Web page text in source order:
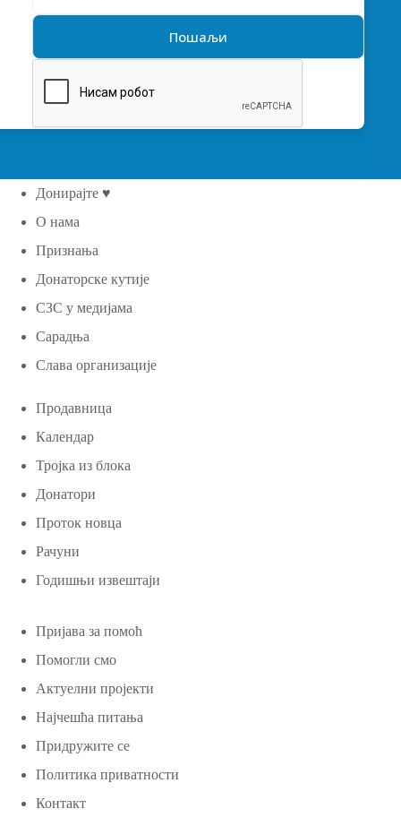
Донирајте ♥
О нама
Признања
Донаторске кутије
СЗС у медијама
Сарадња
Слава организације
Продавница
Календар
Тројка из блока
Донатори
Проток новца
Рачуни
Годишњи извештаји
Пријава за помоћ
Помогли смо
Актуелни пројекти
Најчешћа питања
Придружите се
Политика приватности
Контакт